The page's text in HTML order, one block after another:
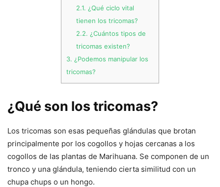
2.1. ¿Qué ciclo vital
tienen los tricomas?
2.2. ¿Cuántos tipos de
tricomas existen?
3. ¿Podemos manipular los
tricomas?
¿Qué son los tricomas?
Los tricomas son esas pequeñas glándulas que brotan
principalmente por los cogollos y hojas cercanas a los
cogollos de las plantas de Marihuana. Se componen de un
tronco y una glándula, teniendo cierta similitud con un
chupa chups o un hongo.